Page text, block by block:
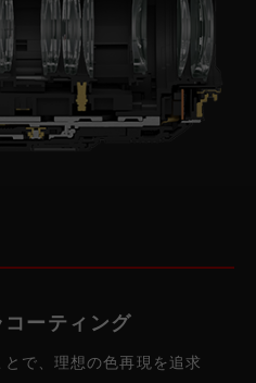
ーティング
で、理想の色再現を追求